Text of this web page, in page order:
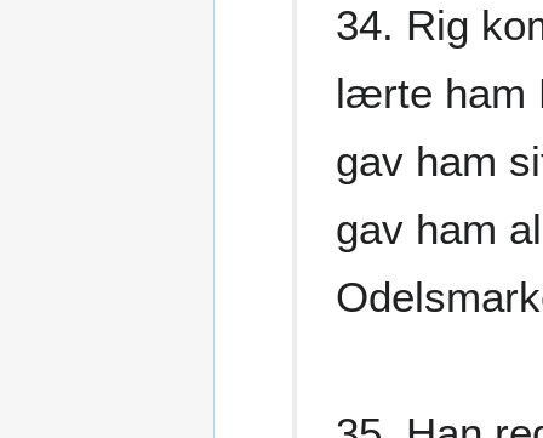
34. Rig
lærte ham
gav ham
gav ham